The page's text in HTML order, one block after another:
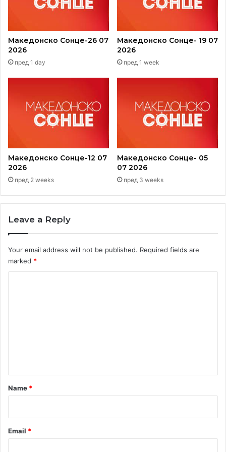
Македонско Сонце-26 07
2026
пред 1 day
Македонско Сонце- 19 07
2026
пред 1 week
Македонско Сонце-12 07
2026
пред 2 weeks
Македонско Сонце- 05
07 2026
пред 3 weeks
Leave a Reply
Your email address will not be published. Required fields are
marked *
*
Name *
Email *